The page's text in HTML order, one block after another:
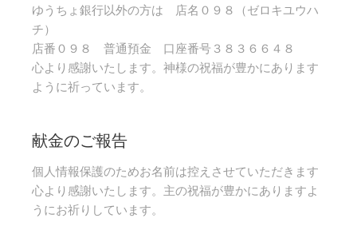
ゆうちょ銀行以外の方は 店名０９８（ゼロキユウハ
チ）
店番０９８ 普通預金 口座番号３８３６６４８
心より感謝いたします。神様の祝福が豊かにあります
ように祈っています。
献金のご報告
個人情報保護のためお名前は控えさせていただきます
心より感謝いたします。主の祝福が豊かにありますよ
うにお祈りしています。